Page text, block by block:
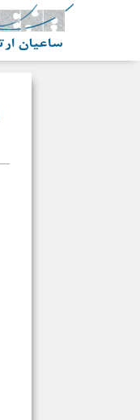
ش
رکت ساعیان ارتباط آینده پیشرو یکپارچگی و امنیت در ارتباط